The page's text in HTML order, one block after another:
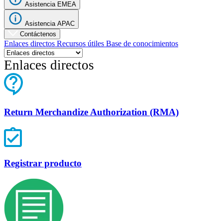
Asistencia EMEA
Asistencia APAC
Contáctenos
Enlaces directos Recursos útiles Base de conocimientos
Enlaces directos
Return Merchandize Authorization (RMA)
Registrar producto